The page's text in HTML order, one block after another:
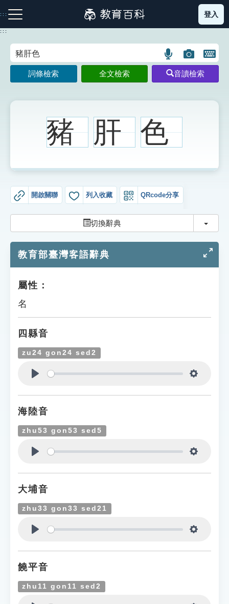
到
主
:::
注音索引圖示 筆畫索引圖示 部首索引表圖示
生字詞彙表
知識索引
遊戲專區
教學應用
貓頭鷹博士
登入
:::
語
言
搜
示
圖
片
搜
開
鍵
圖
詞條檢索 全文檢索 音讀檢索
豬 肝 色
開啟關聯 列入收藏 QRcode分享
切換辭典 切換
教育部臺灣客語辭典
屬性：
名
四縣音
zu24 gon24 sed2
海陸音
zhu53 gon53 sed5
大埔音
zhu33 gon33 sed21
饒平音
zhu11 gon11 sed2